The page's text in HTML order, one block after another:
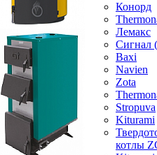
Конорд
Лемакс
Baxi
Navien
Zota
Stropuva
Kiturami
котлы